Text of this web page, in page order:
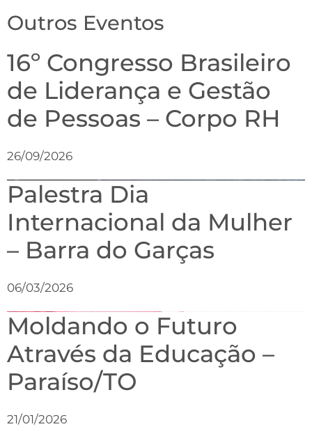
Outros Eventos
16º Congresso Brasileiro
de Liderança e Gestão
de Pessoas – Corpo RH
26/09/2026
Palestra Dia
Internacional da Mulher
– Barra do Garças
06/03/2026
Moldando o Futuro
Através da Educação –
Paraíso/TO
21/01/2026